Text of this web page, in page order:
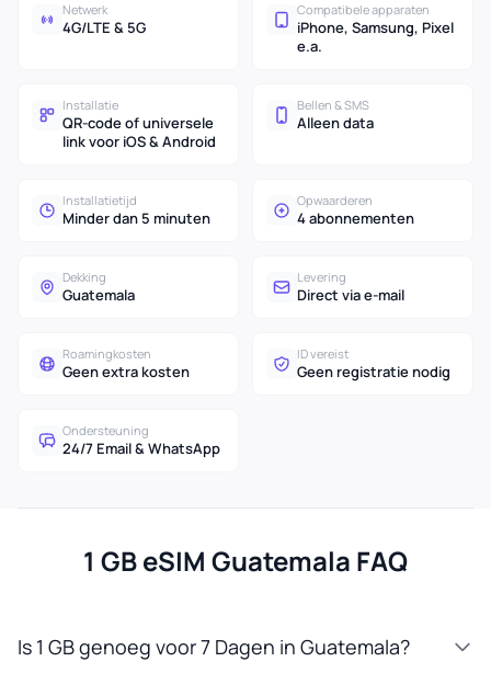
Netwerk
4G/LTE & 5G
Compatibele apparaten
iPhone, Samsung, Pixel
e.a.
Installatie
QR-code of universele
link voor iOS & Android
Bellen & SMS
Alleen data
Installatietijd
Minder dan 5 minuten
Opwaarderen
4 abonnementen
Dekking
Guatemala
Levering
Direct via e-mail
Roamingkosten
Geen extra kosten
ID vereist
Geen registratie nodig
Ondersteuning
24/7 Email & WhatsApp
1 GB eSIM Guatemala FAQ
Is 1 GB genoeg voor 7 Dagen in Guatemala?